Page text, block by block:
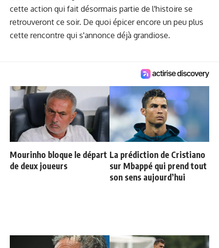
cette action qui fait désormais partie de l'histoire se
retrouveront ce soir. De quoi épicer encore un peu plus
cette rencontre qui s'annonce déjà grandiose.
Mourinho bloque le départ
de deux joueurs
La prédiction de Cristiano
sur Mbappé qui prend tout
son sens aujourd’hui